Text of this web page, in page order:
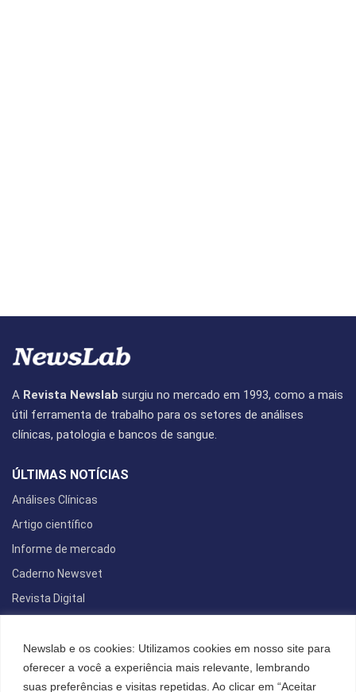
Newslab e os cookies: Utilizamos cookies em nosso site para
oferecer a você a experiência mais relevante, lembrando
suas preferências e visitas repetidas. Ao clicar em “Aceitar
A Revista Newslab surgiu no mercado em 1993, como a mais
útil ferramenta de trabalho para os setores de análises
clínicas, patologia e bancos de sangue.
ÚLTIMAS NOTÍCIAS
Análises Clínicas
Artigo científico
Informe de mercado
Caderno Newsvet
Revista Digital